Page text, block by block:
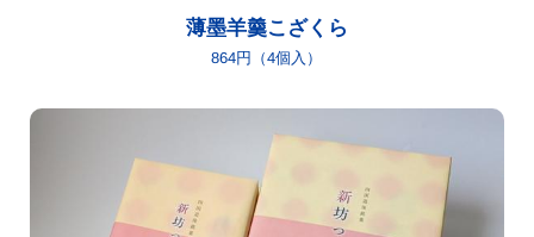
薄墨羊羹こざくら
864円（4個入）